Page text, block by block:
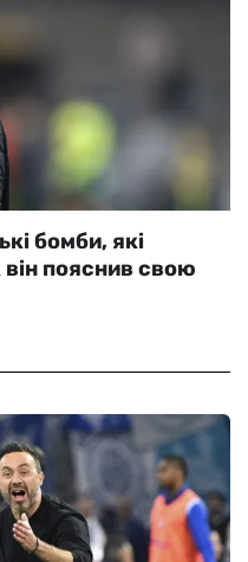
бомби, які
пояснив свою